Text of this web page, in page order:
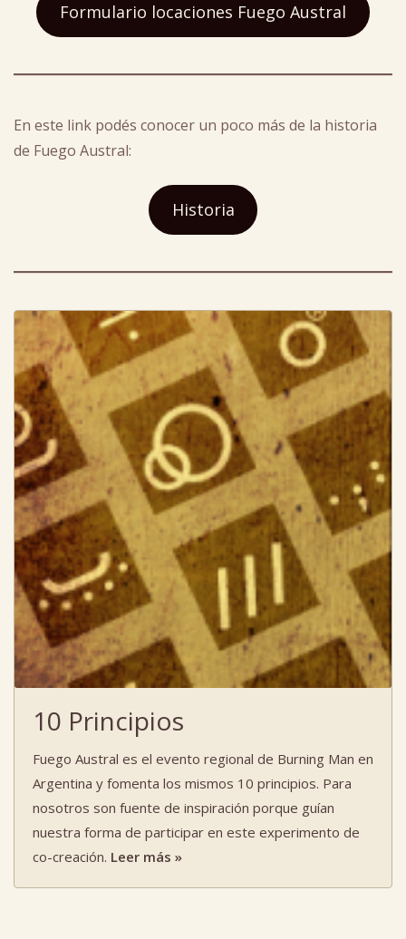
Formulario locaciones Fuego Austral
En este link podés conocer un poco más de la historia
de Fuego Austral:
Historia
10 Principios
Fuego Austral es el evento regional de Burning Man en
Argentina y fomenta los mismos 10 principios. Para
nosotros son fuente de inspiración porque guían
nuestra forma de participar en este experimento de
co-creación. Leer más »